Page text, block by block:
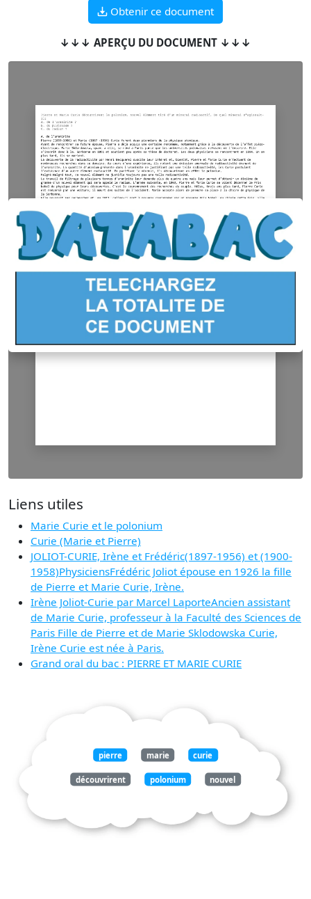
Obtenir ce document
↓↓↓ APERÇU DU DOCUMENT ↓↓↓
Liens utiles
Marie Curie et le polonium
Curie (Marie et Pierre)
JOLIOT-CURIE, Irène et Frédéric(1897-1956) et (1900-
1958)PhysiciensFrédéric Joliot épouse en 1926 la fille
de Pierre et Marie Curie, Irène.
Irène Joliot-Curie par Marcel LaporteAncien assistant
de Marie Curie, professeur à la Faculté des Sciences de
Paris Fille de Pierre et de Marie Sklodowska Curie,
Irène Curie est née à Paris.
Grand oral du bac : PIERRE ET MARIE CURIE
pierre marie curie
découvrirent polonium nouvel
radioactif